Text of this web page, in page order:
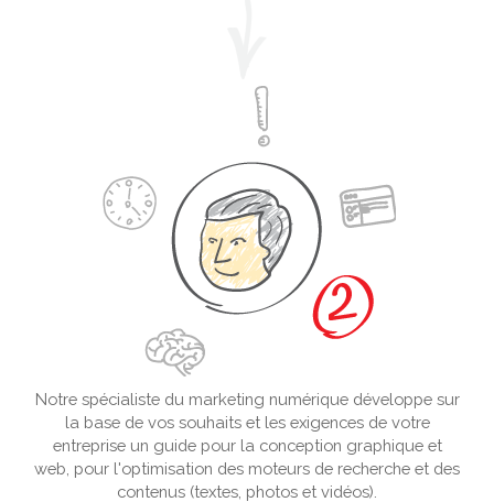
Notre spécialiste du marketing numérique développe sur
la base de vos souhaits et les exigences de votre
entreprise un guide pour la conception graphique et
web, pour l'optimisation des moteurs de recherche et des
contenus (textes, photos et vidéos).